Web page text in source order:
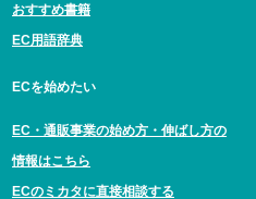
おすすめ書籍
EC用語辞典
ECを始めたい
EC・通販事業の始め方・伸ばし方の
情報はこちら
ECのミカタに直接相談する